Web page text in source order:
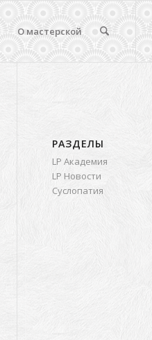
О мастерской
РАЗДЕЛЫ
LP Академия
LP Новости
Суслопатия